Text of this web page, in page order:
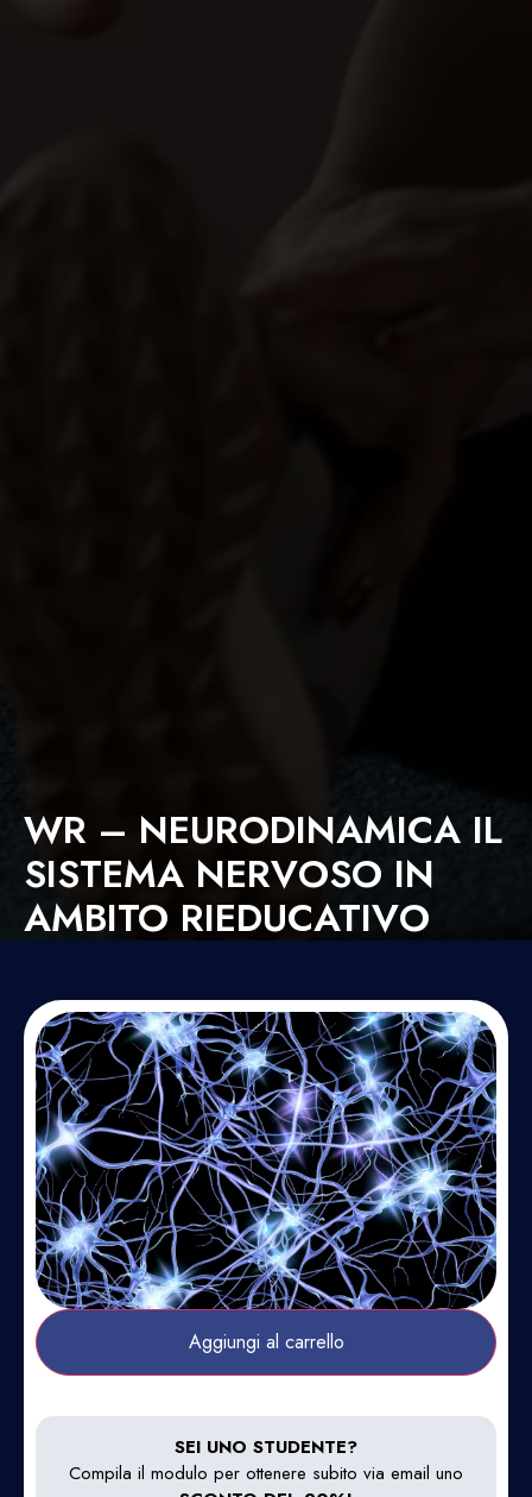
WR – NEURODINAMICA IL
SISTEMA NERVOSO IN
AMBITO RIEDUCATIVO
Aggiungi al carrello
SEI UNO STUDENTE?
Compila il modulo per ottenere subito via email uno